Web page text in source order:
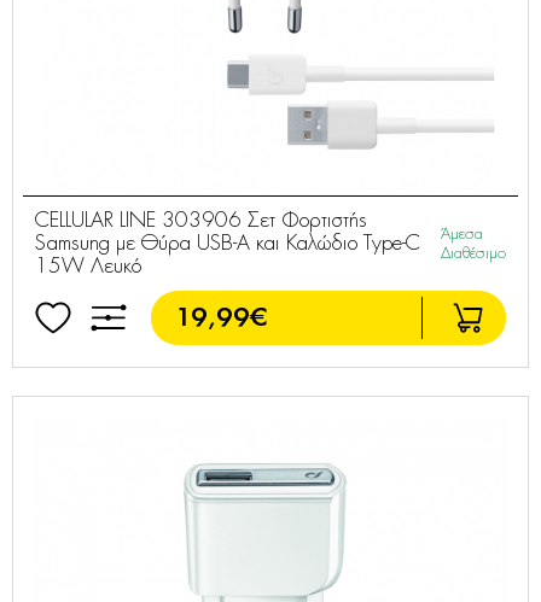
CELLULAR LINE 303906 Σετ Φορτιστής
Samsung με Θύρα USB-A και Καλώδιο Type-C
15W Λευκό
Άμεσα
Διαθέσιμο
19,99€